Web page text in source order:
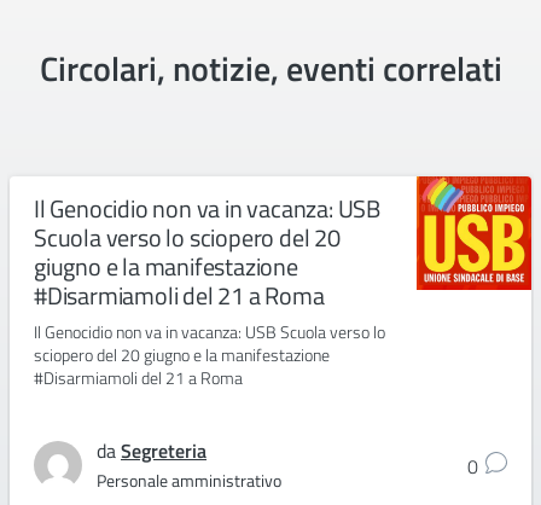
Circolari, notizie, eventi correlati
Il Genocidio non va in vacanza: USB
Scuola verso lo sciopero del 20
giugno e la manifestazione
#Disarmiamoli del 21 a Roma
Il Genocidio non va in vacanza: USB Scuola verso lo
sciopero del 20 giugno e la manifestazione
#Disarmiamoli del 21 a Roma
daSegreteria
Personale amministrativo 0